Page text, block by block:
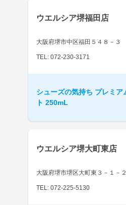
ウエルシア堺福田店
大阪府堺市中区福田５４８－３
TEL: 072-230-3171
シューズの気持ち プレミ
ト 250mL
ウエルシア堺大町東店
大阪府堺市堺区大町東３－１－
TEL: 072-225-5130